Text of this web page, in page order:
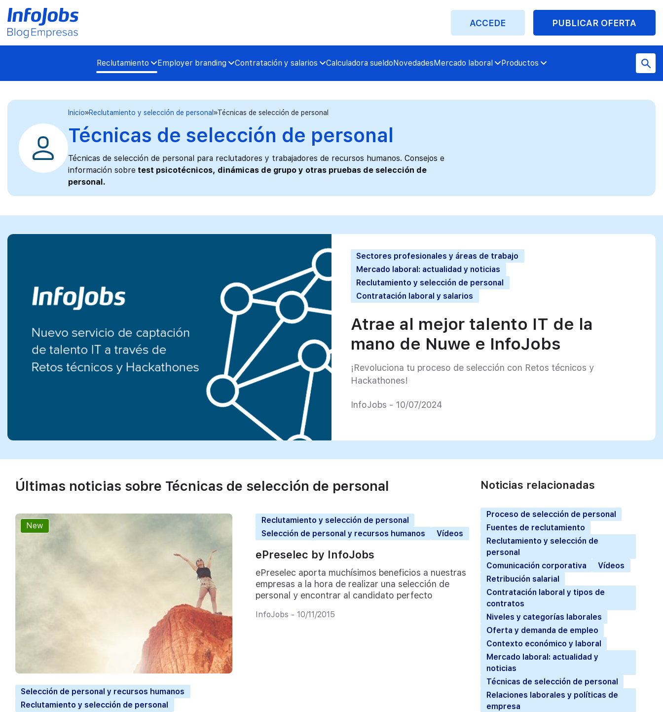
ACCEDE PUBLICAR OFERTA
Reclutamiento Employer branding Contratación y salarios Calculadora sueldoNovedadesMercado laboral Productos
Inicio Reclutamiento y selección de personal Técnicas de selección de personal
Técnicas de selección de personal
Técnicas de selección de personal para reclutadores y trabajadores de recursos humanos. Consejos e
información sobre test psicotécnicos, dinámicas de grupo y otras pruebas de selección de
personal.
Sectores profesionales y áreas de trabajo
Mercado laboral: actualidad y noticias
Reclutamiento y selección de personal
Contratación laboral y salarios
Atrae al mejor talento IT de la
mano de Nuwe e InfoJobs
¡Revoluciona tu proceso de selección con Retos técnicos y
Hackathones!
InfoJobs - 10/07/2024
Últimas noticias sobre Técnicas de selección de personal
New
Selección de personal y recursos humanos
Reclutamiento y selección de personal
Reclutamiento y selección de personal
Selección de personal y recursos humanos
Vídeos
ePreselec by InfoJobs
ePreselec aporta muchísimos beneficios a nuestras
empresas a la hora de realizar una selección de
personal y encontrar al candidato perfecto
InfoJobs - 10/11/2015
Noticias relacionadas
Proceso de selección de personal
Fuentes de reclutamiento
Reclutamiento y selección de
personal
Comunicación corporativa
Vídeos
Retribución salarial
Contratación laboral y tipos de
contratos
Niveles y categorías laborales
Oferta y demanda de empleo
Contexto económico y laboral
Mercado laboral: actualidad y
noticias
Técnicas de selección de personal
Relaciones laborales y políticas de
empresa